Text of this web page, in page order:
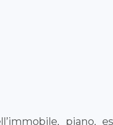
piano,